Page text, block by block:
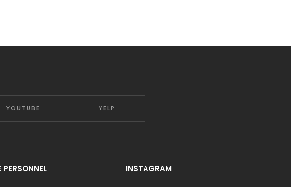
YOUTUBE YELP
PERSONNEL INSTAGRAM